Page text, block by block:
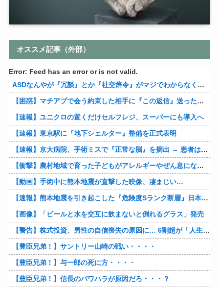
オススメ記事（外部）
Error: Feed has an error or is not valid.
ASDなんやが『冗談』とか『社交辞令』がマジでわからなくて怖い
【困惑】マチアプで会う約束した相手に『この返信』送ったらブロックされたんやが…
【速報】ユニクロの置くだけセルフレジ、スーパーにも導入へ
【速報】東京駅に『地下シェルター』整備を正式表明
【速報】京大病院、手術ミスで『正常な脳』を摘出 → 患者は自発呼吸不可能な植物状態に
【衝撃】農村地域で育った子どもがアレルギーやぜん息になりにくい『農場効果』を引き起こす細菌が判明
【動画】手術中に熊本地震が直撃した映像、凄まじい…
【速報】熊本地震を引き起こした『危険度Sランク断層』日本のド真ん中に10カ所もあると判明
【画像】「ビールと水を交互に飲まないと倒れるグラス」発売
【警告】株式投資、男性の自信喪失の原因に… 6割超が「人生の敗者」自認
【豊臣兄弟！】サントリー山崎の戦い・・・・
【豊臣兄弟！】与一郎の死に方・・・・
【豊臣兄弟！】信長のパワハラが原因だろ・・・？